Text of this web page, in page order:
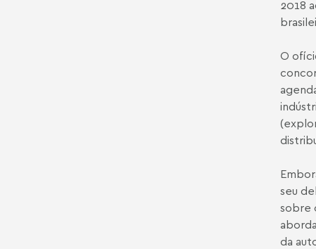
2018
O
seu
sobre
da